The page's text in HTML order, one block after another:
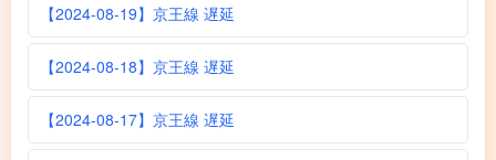
【2024-08-19】京王線 遅延
【2024-08-18】京王線 遅延
【2024-08-17】京王線 遅延